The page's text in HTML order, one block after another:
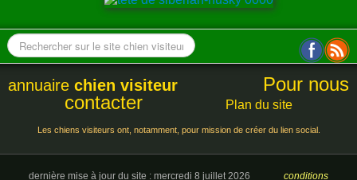
annuaire chien visiteur
Pour nous
contacter
Plan du site
Les chiens visiteurs ont, notamment, pour mission de créer du lien social.
dernière mise à jour du site : mercredi 8 juillet 2026 conditions